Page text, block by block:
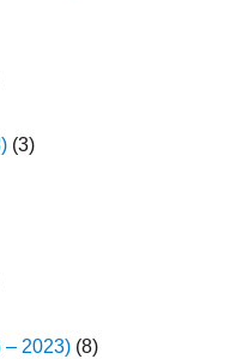
(3)
– 2023) (8)